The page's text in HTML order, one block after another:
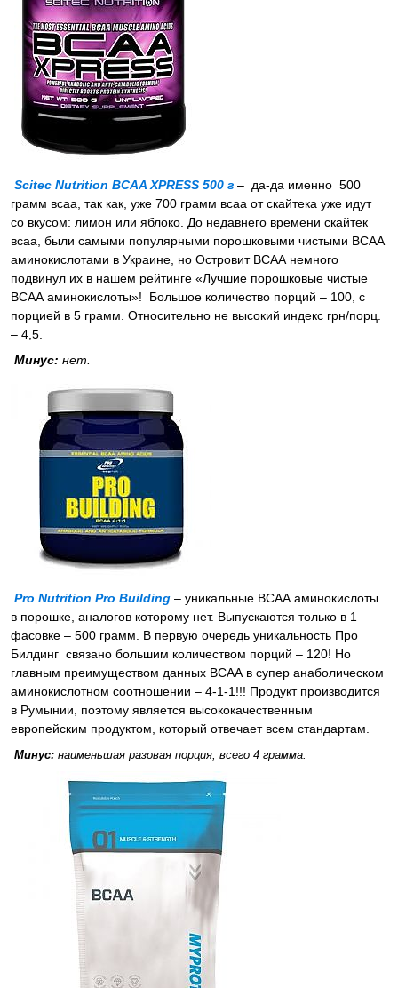
Scitec Nutrition BCAA XPRESS 500 г – да-да именно 500
грамм всаа, так как, уже 700 грамм всаа от скайтека уже идут
со вкусом: лимон или яблоко. До недавнего времени скайтек
всаа, были самыми популярными порошковыми чистыми ВСАА
аминокислотами в Украине, но Островит ВСАА немного
подвинул их в нашем рейтинге «Лучшие порошковые чистые
ВСАА аминокислоты»! Большое количество порций – 100, с
порцией в 5 грамм. Относительно не высокий индекс грн/порц.
– 4,5.
Минус: нет.
Pro Nutrition Pro Building – уникальные ВСАА аминокислоты
в порошке, аналогов которому нет. Выпускаются только в 1
фасовке – 500 грамм. В первую очередь уникальность Про
Билдинг связано большим количеством порций – 120! Но
главным преимуществом данных ВСАА в супер анаболическом
аминокислотном соотношении – 4-1-1!!! Продукт производится
в Румынии, поэтому является высококачественным
европейским продуктом, который отвечает всем стандартам.
Минус: наименьшая разовая порция, всего 4 грамма.